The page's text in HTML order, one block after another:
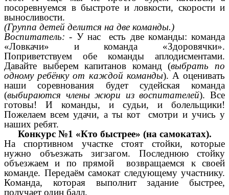
посоревнуемся в быстроте и ловкости, скорости и
выносливости.
(Группа детей делится на две команды.)
Воспитатель: - У нас есть две команды: команда
«Ловкачи» и команда «Здоровячки».
Поприветствуем обе команды аплодисментами.
Давайте выберем капитанов команд (выбрать по
одному ребёнку от каждой команды). А оценивать
наши соревнования будет судейская команда
(выбираются члены жюри из воспитателей). Все
готовы! И команды, и судьи, и болельщики!
Пожелаем всем удачи, а ты кот смотри и учись у
наших ребят.
Конкурс №1 «Кто быстрее» (на самокатах).
На спортивном участке стоят стойки, которые
нужно объезжать зигзагом. Последнюю стойку
объезжаем и по прямой возвращаемся к своей
команде. Передаём самокат следующему участнику.
Команда, которая выполнит задание быстрее,
получает один балл.